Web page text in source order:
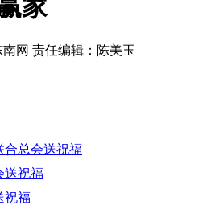
家
南网 责任编辑：陈美玉
合总会送祝福
送祝福
祝福